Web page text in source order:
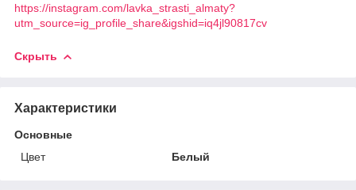
https://instagram.com/lavka_strasti_almaty?
utm_source=ig_profile_share&igshid=iq4jl90817cv
Скрыть
Характеристики
Основные
Цвет
Белый